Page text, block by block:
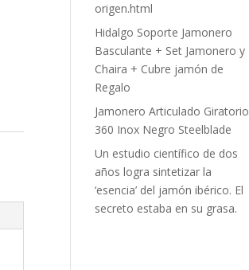
origen.html
Hidalgo Soporte Jamonero
Basculante + Set Jamonero y
Chaira + Cubre jamón de
Regalo
Jamonero Articulado Giratorio
360 Inox Negro Steelblade
Un estudio científico de dos
años logra sintetizar la
‘esencia’ del jamón ibérico. El
secreto estaba en su grasa.